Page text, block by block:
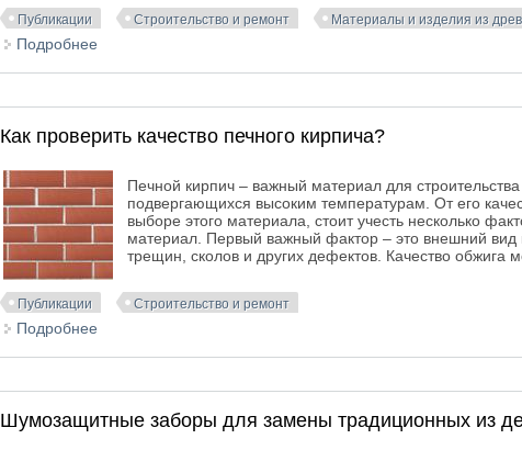
Публикации Строительство и ремонт Материалы и изделия из
Подробнее
Как проверить качество печного кирпича?
Печной кирпич – важный материал для
подвергающихся высоким температурам. От его
выборе этого материала, стоит учесть несколько
материал. Первый важный фактор– это внешний
трещин, сколов и других дефектов. Качество обжига
Публикации Строительство и ремонт
Подробнее
Шумозащитные заборы для замены традиционных из